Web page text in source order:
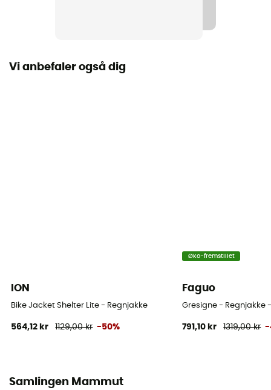
Vi anbefaler også dig
ION
Bike Jacket Shelter Lite - Regnjakke
564,12 kr 1129,00 kr -50%
Øko-fremstillet
Faguo
Gresigne - Regnjakke
791,10 kr 1319,00 kr -
Samlingen Mammut